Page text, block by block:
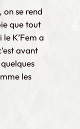
se rend
que tout
K’Fem a
avant
les